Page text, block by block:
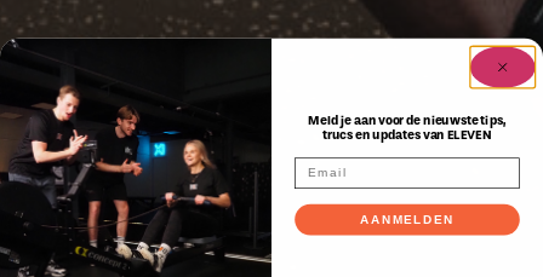
Meld je aan voor de nieuwste tips,
trucs en updates van ELEVEN
AANMELDEN